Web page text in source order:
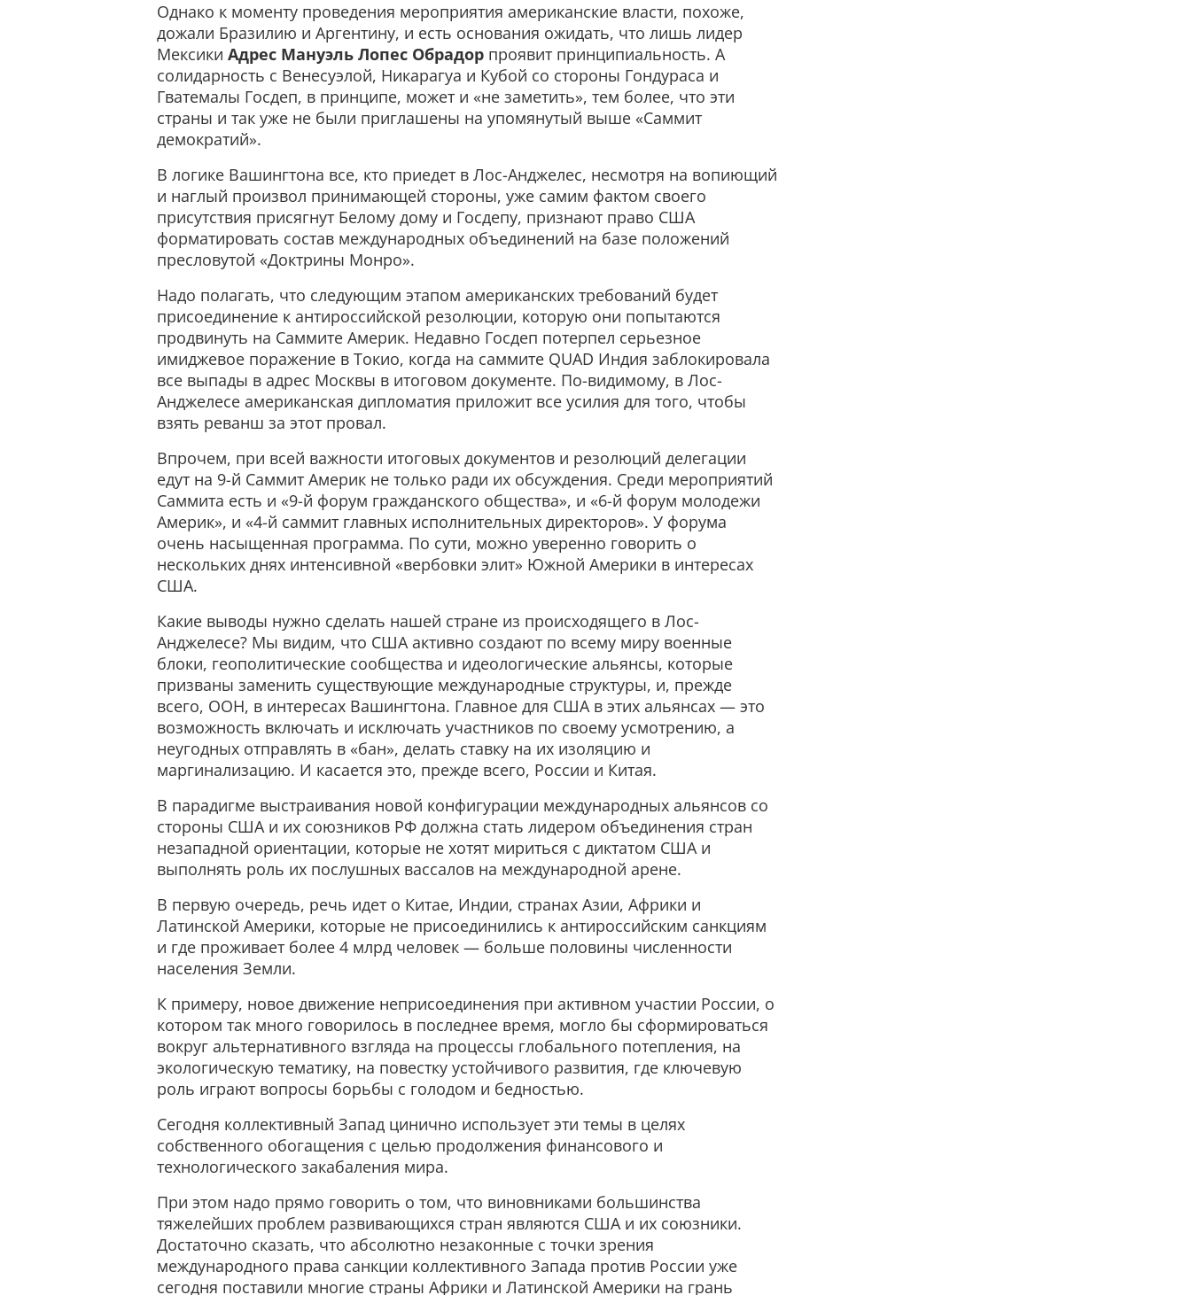
Однако к моменту проведения мероприятия американские власти, похоже,
дожали Бразилию и Аргентину, и есть основания ожидать, что лишь лидер
Мексики Адрес Мануэль Лопес Обрадор проявит принципиальность. А
солидарность с Венесуэлой, Никарагуа и Кубой со стороны Гондураса и
Гватемалы Госдеп, в принципе, может и «не заметить», тем более, что эти
страны и так уже не были приглашены на упомянутый выше «Саммит
демократий».
В логике Вашингтона все, кто приедет в Лос-Анджелес, несмотря на вопиющий
и наглый произвол принимающей стороны, уже самим фактом своего
присутствия присягнут Белому дому и Госдепу, признают право США
форматировать состав международных объединений на базе положений
пресловутой «Доктрины Монро».
Надо полагать, что следующим этапом американских требований будет
присоединение к антироссийской резолюции, которую они попытаются
продвинуть на Саммите Америк. Недавно Госдеп потерпел серьезное
имиджевое поражение в Токио, когда на саммите QUAD Индия заблокировала
все выпады в адрес Москвы в итоговом документе. По-видимому, в Лос-
Анджелесе американская дипломатия приложит все усилия для того, чтобы
взять реванш за этот провал.
Впрочем, при всей важности итоговых документов и резолюций делегации
едут на 9-й Саммит Америк не только ради их обсуждения. Среди мероприятий
Саммита есть и «9-й форум гражданского общества», и «6-й форум молодежи
Америк», и «4-й саммит главных исполнительных директоров». У форума
очень насыщенная программа. По сути, можно уверенно говорить о
нескольких днях интенсивной «вербовки элит» Южной Америки в интересах
США.
Какие выводы нужно сделать нашей стране из происходящего в Лос-
Анджелесе? Мы видим, что США активно создают по всему миру военные
блоки, геополитические сообщества и идеологические альянсы, которые
призваны заменить существующие международные структуры, и, прежде
всего, ООН, в интересах Вашингтона. Главное для США в этих альянсах — это
возможность включать и исключать участников по своему усмотрению, а
неугодных отправлять в «бан», делать ставку на их изоляцию и
маргинализацию. И касается это, прежде всего, России и Китая.
В парадигме выстраивания новой конфигурации международных альянсов со
стороны США и их союзников РФ должна стать лидером объединения стран
незападной ориентации, которые не хотят мириться с диктатом США и
выполнять роль их послушных вассалов на международной арене.
В первую очередь, речь идет о Китае, Индии, странах Азии, Африки и
Латинской Америки, которые не присоединились к антироссийским санкциям
и где проживает более 4 млрд человек — больше половины численности
населения Земли.
К примеру, новое движение неприсоединения при активном участии России, о
котором так много говорилось в последнее время, могло бы сформироваться
вокруг альтернативного взгляда на процессы глобального потепления, на
экологическую тематику, на повестку устойчивого развития, где ключевую
роль играют вопросы борьбы с голодом и бедностью.
Сегодня коллективный Запад цинично использует эти темы в целях
собственного обогащения с целью продолжения финансового и
технологического закабаления мира.
При этом надо прямо говорить о том, что виновниками большинства
тяжелейших проблем развивающихся стран являются США и их союзники.
Достаточно сказать, что абсолютно незаконные с точки зрения
международного права санкции коллективного Запада против России уже
сегодня поставили многие страны Африки и Латинской Америки на грань